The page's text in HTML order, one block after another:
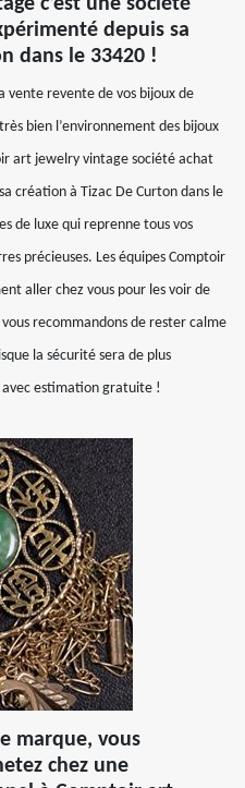
c’est une société
depuis sa
dans le 33420 !
vente revente de vos bijoux de
bien l’environnement des bijoux
art jewelry vintage société achat
création à Tizac De Curton dans le
de luxe qui reprenne tous vos
précieuses. Les équipes Comptoir
aller chez vous pour les voir de
recommandons de rester calme
la sécurité sera de plus
avec estimation gratuite !
marque, vous
chez une